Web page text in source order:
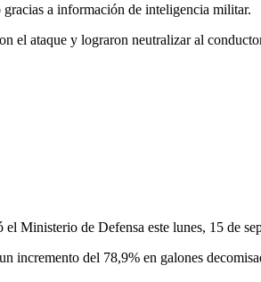
a información de inteligencia militar.
el ataque y lograron neutralizar al
Ministerio de Defensa este lunes, 15 de
incremento del 78,9% en galones